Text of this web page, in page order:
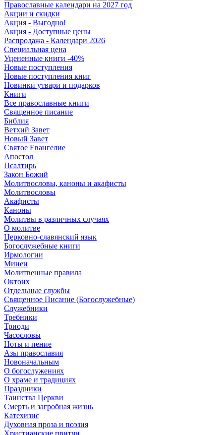
Православные календари на 2027 год
Акции и скидки
Акция - Выгодно!
Акция - Доступные цены
Распродажа - Календари 2026
Специальная цена
Уцененные книги -40%
Новые поступления
Новые поступления книг
Новинки утвари и подарков
Книги
Все православные книги
Священное писание
Библия
Ветхий Завет
Новый Завет
Святое Евангелие
Апостол
Псалтирь
Закон Божий
Молитвословы, каноны и акафисты
Молитвословы
Акафисты
Каноны
Молитвы в различных случаях
О молитве
Церковно-славянский язык
Богослужебные книги
Ирмологии
Минеи
Молитвенные правила
Октоих
Отдельные службы
Священное Писание (Богослужебные)
Служебники
Требники
Триоди
Часословы
Ноты и пение
Азы православия
Новоначальным
О богослужениях
О храме и традициях
Праздники
Таинства Церкви
Смерть и загробная жизнь
Катехизис
Духовная проза и поэзия
Христианские притчи